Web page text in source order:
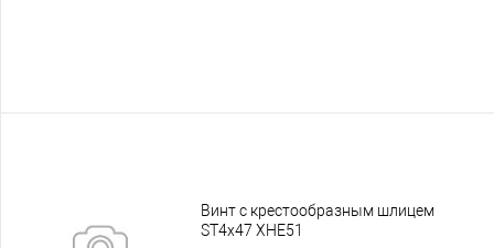
Винт с крестообразным шлицем
ST4х47 XHE51